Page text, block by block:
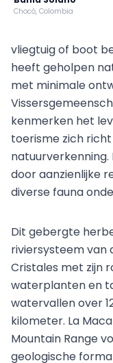
Chocó, Colombia
vliegtuig of boot
heeft geholpen
met minimale
kenmerken het
toerisme zich
door aanzienlijke
diverse fauna
Dit gebergte
riviersysteem van
Cristales met zijn
waterplanten en
watervallen over
kilometer. La
Mountain Range
geologische